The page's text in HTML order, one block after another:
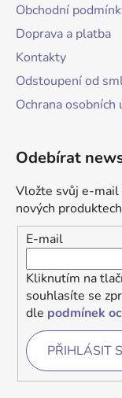
Obchodní
Doprava a platba
Kontakty
Odstoupení od
Ochrana osobních
Odebírat
Vložte svůj e-mail
nových
E-mail
Kliknutím na
souhlasíte se
dle podmínek
PŘIHLÁSIT